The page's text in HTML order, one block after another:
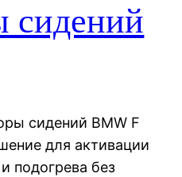
сидений
сидений BMW F
для активации
подогрева без